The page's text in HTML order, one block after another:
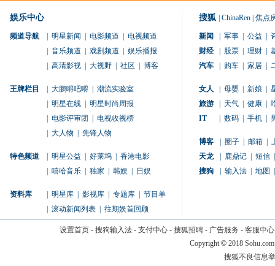
娱乐中心
频道导航 明星新闻 电影频道
电视频道
音乐频道 戏剧频道
娱乐播报
高清影视 大视野 社区 博客
王牌栏目 大鹏嘚吧嘚
潮流实验室
明星在线
明星时尚周报
电影评审团
电视收视榜
大人物 先锋人物
特色频道 明星公益 好莱坞
香港电影
嘻哈音乐 独家 韩娱 日娱
资料库 明星库 影视库 专题库
节目单
滚动新闻列表 往期娱首回顾
搜狐 ChinaRen 焦点
新闻 军事 公益
财经
股票 理财
汽车
购车 家居
女人 母婴 新娘
旅游
天气 健康
IT
数码 手机
博客 圈子 邮箱
天龙
鹿鼎记 短信
搜狗
输入法 地图
设置首页- 搜狗输入法- 支付中心- 搜狐招聘- 广告服务 - 客服中心
Copyright © 2018
搜狐不良信息